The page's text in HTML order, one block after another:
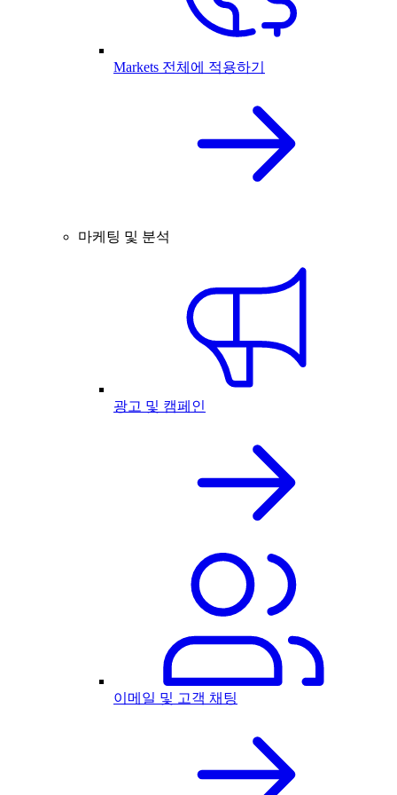
Markets 전체에 적용하기
마케팅 및 분석
광고 및 캠페인
이메일 및 고객 채팅